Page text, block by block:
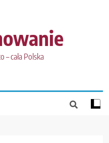
– cała Polska